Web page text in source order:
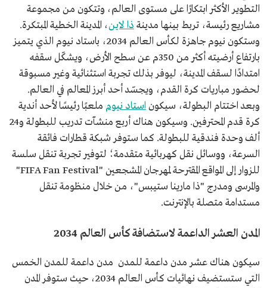
التطوير الأكثر ابتكارًا على مستوى العالم، وتتكون من مجموعة
مشاريع رئيسة، تربط بينها مدينة ذا لاين، المدينة الخطية المبتكرة.
وستكون نيوم جاهزة لكأس العالم 2034، باستاد نيوم الذي يتميز
بارتفاع أرضيته أكثر من 350م عن سطح الأرض، ويشكّل سقفه
امتدادًا لسقف المدينة، ليوفر بذلك تجربة استثنائية وغير مسبوقة
لحضور مباريات كرة القدم، ويجسّد أحد أبرز المعالم في العالم.
وبعد اختتام البطولة، سيكون استاد نيوم ملعبًا رئيسًا لأحد أندية
كرة قدم المحترفين. وسيكون هناك أربع منشآت تدريب للبطولة و24
ألف وحدة فندقية للبطولة. كما ستوفر شبكة قطارات فائقة
السرعة، ووسائل نقل كهربائية متقدمة؛ لتوفير تجربة تنقل سلسة
للزوار إلى المواقع المقترحة لمهرجان المشجعين "FIFA Fan Festival"
والمرسى ومدرج "ذا مارينا ستيبس"، من خلال منظومة تنقل
مستدامة متصلة بالإنترنت.
المدن العشر الداعمة لاستضافة كأس العالم 2034
سيكون هناك عشر مدن داعمة للمدن مدن داعمة للمدن الخمس
التي ستستضيف نهائيات كأس العالم 2034، حيث ستوفر المدن